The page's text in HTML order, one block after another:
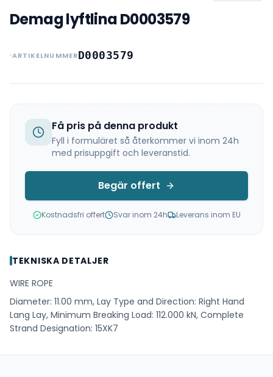
Demag lyftlina D0003579
ARTIKELNUMMERD0003579
Få pris på denna produkt
Fyll i formuläret så återkommer vi inom 24h
med prisuppgift och leveranstid.
Begär offert
Kostnadsfri offert Svar inom 24h Leverans inom EU
TEKNISKA DETALJER
WIRE ROPE
Diameter: 11.00 mm, Lay Type and Direction: Right Hand
Lang Lay, Minimum Breaking Load: 112.000 kN, Complete
Strand Designation: 15XK7